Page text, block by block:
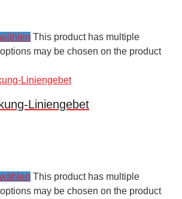
This product has multiple
may be chosen on the product
Liniengebet
This product has multiple
may be chosen on the product